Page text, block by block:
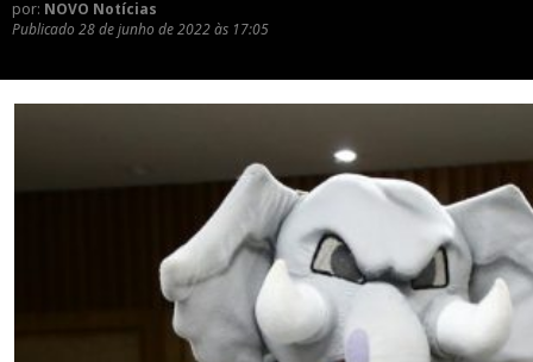
por: NOVO Notícias
Publicado 28 de junho de 2022 às 17:05